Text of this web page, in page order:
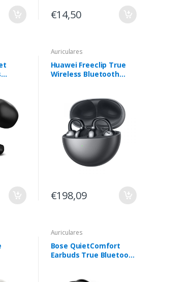
€14,50
Auriculares
Huawei Freeclip True
Wireless Bluetooth
€198,09
Auriculares
Bose QuietComfort
Earbuds True Bluetooth